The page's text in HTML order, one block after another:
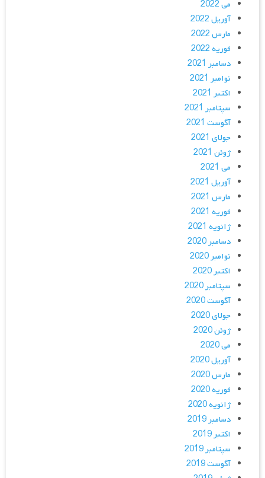
می 2022
آوریل 2022
مارس 2022
فوریه 2022
دسامبر 2021
نوامبر 2021
اکتبر 2021
سپتامبر 2021
آگوست 2021
جولای 2021
ژوئن 2021
می 2021
آوریل 2021
مارس 2021
فوریه 2021
ژانویه 2021
دسامبر 2020
نوامبر 2020
اکتبر 2020
سپتامبر 2020
آگوست 2020
جولای 2020
ژوئن 2020
می 2020
آوریل 2020
مارس 2020
فوریه 2020
ژانویه 2020
دسامبر 2019
اکتبر 2019
سپتامبر 2019
آگوست 2019